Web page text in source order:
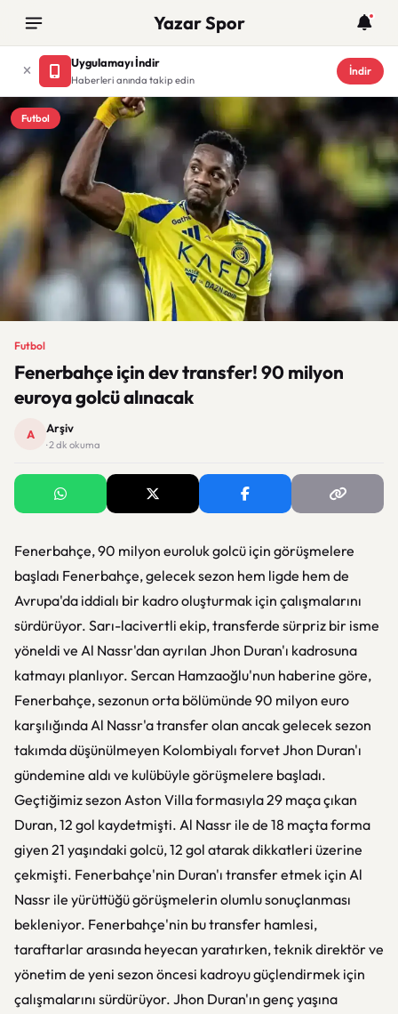
Yazar Spor
Uygulamayı İndir
Haberleri anında takip edin
İndir
Futbol
Futbol
Fenerbahçe için dev transfer! 90 milyon
euroya golcü alınacak
A Arşiv
· 2 dk okuma
Fenerbahçe, 90 milyon euroluk golcü için görüşmelere
başladı Fenerbahçe, gelecek sezon hem ligde hem de
Avrupa'da iddialı bir kadro oluşturmak için çalışmalarını
sürdürüyor. Sarı-lacivertli ekip, transferde sürpriz bir isme
yöneldi ve Al Nassr'dan ayrılan Jhon Duran'ı kadrosuna
katmayı planlıyor. Sercan Hamzaoğlu'nun haberine göre,
Fenerbahçe, sezonun orta bölümünde 90 milyon euro
karşılığında Al Nassr'a transfer olan ancak gelecek sezon
takımda düşünülmeyen Kolombiyalı forvet Jhon Duran'ı
gündemine aldı ve kulübüyle görüşmelere başladı.
Geçtiğimiz sezon Aston Villa formasıyla 29 maça çıkan
Duran, 12 gol kaydetmişti. Al Nassr ile de 18 maçta forma
giyen 21 yaşındaki golcü, 12 gol atarak dikkatleri üzerine
çekmişti. Fenerbahçe'nin Duran'ı transfer etmek için Al
Nassr ile yürüttüğü görüşmelerin olumlu sonuçlanması
bekleniyor. Fenerbahçe'nin bu transfer hamlesi,
taraftarlar arasında heyecan yaratırken, teknik direktör ve
yönetim de yeni sezon öncesi kadroyu güçlendirmek için
çalışmalarını sürdürüyor. Jhon Duran'ın genç yaşına